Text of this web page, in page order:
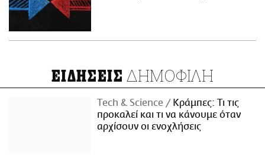
ΕΙΔΗΣΕΙΣ ΔΗΜΟΦΙΛΗ
Τech & Science
Κράμπες: Τι τις
προκαλεί και τι να κάνουμε όταν
αρχίσουν οι ενοχλήσεις